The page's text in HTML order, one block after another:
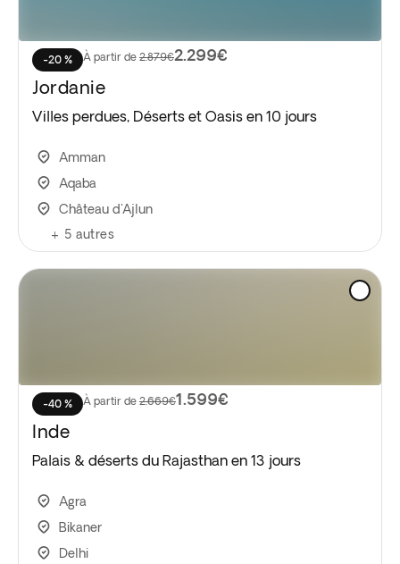
-20 % À partir de 2.879€2.299€
Jordanie
Villes perdues, Déserts et Oasis en 10 jours
Amman
Aqaba
Château d'Ajlun
+ 5 autres
-40 % À partir de 2.669€1.599€
Inde
Palais & déserts du Rajasthan en 13 jours
Agra
Bikaner
Delhi